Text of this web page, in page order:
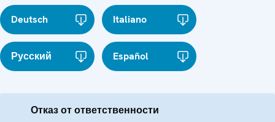
Deutsch Italiano
Русский Español
Отказ от ответственности